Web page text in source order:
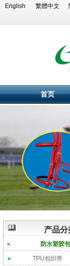
English 繁體中文
首页
产品分
防水塑胶
TPU包织带